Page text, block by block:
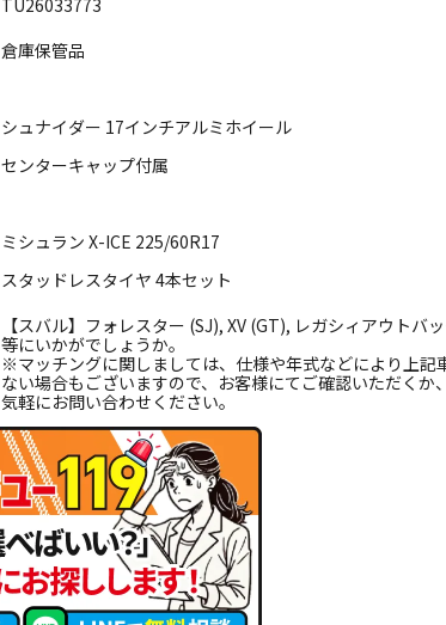
倉庫保管品
シュナイダー 17インチアルミホイール
センターキャップ付属
ミシュラン X-ICE 225/60R17
スタッドレスタイヤ 4本セット
【スバル】フォレスター (SJ), XV (GT), レガシィアウトバ
等にいかがでしょうか。
※マッチングに関しましては、仕様や年式などにより上記
ない場合もございますので、お客様にてご確認いただくか
気軽にお問い合わせください。